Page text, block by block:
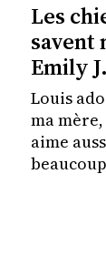
Les
savent
Emily
Louis
ma
aime